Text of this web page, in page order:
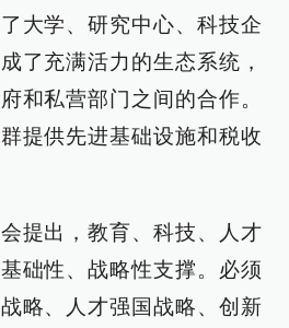
大学、研究中心、科技企
了充满活力的生态系统，
和私营部门之间的合作。
提供先进基础设施和税收
提出，教育、科技、人才
础性、战略性支撑。必须
略、人才强国战略、创新